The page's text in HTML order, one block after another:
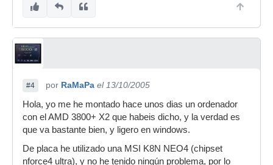
#4 por RaMaPa el 13/10/2005
Hola, yo me he montado hace unos dias un ordenador
con el AMD 3800+ X2 que habeis dicho, y la verdad es
que va bastante bien, y ligero en windows.
De placa he utilizado una MSI K8N NEO4 (chipset
nforce4 ultra), y no he tenido ningún problema, por lo